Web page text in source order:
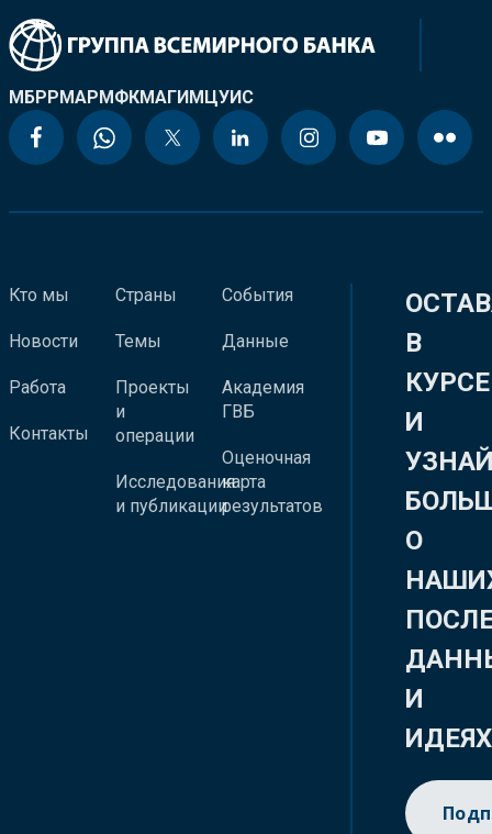
МБРРМАРМФКМАГИМЦУИС
Кто мы
Новости
Работа
Контакты
Страны
Темы
Проекты
и
операции
Исследования
и публикации
События
Данные
Академия
ГВБ
Оценочная
карта
результатов
В
КУРСЕ
И
О
И
ИДЕЯХ